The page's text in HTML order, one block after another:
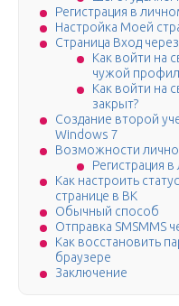
Регистрация в
Настройка Моей
Страница Вход
Как войти на
чужой
Как войти на
закрыт?
Создание второй
Windows 7
Возможности
Регистрация
Как настроить
странице в ВК
Обычный способ
Отправка SMSMMS
Как восстановить
браузере
Заключение